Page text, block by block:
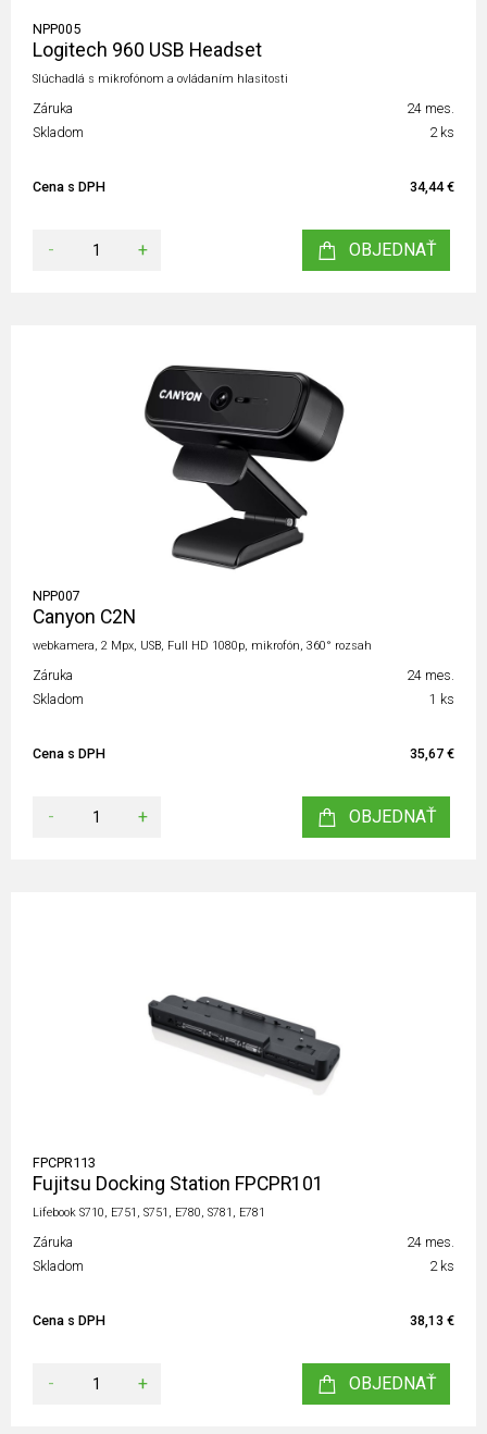
NPP005
Logitech 960 USB Headset
Slúchadlá s mikrofónom a ovládaním hlasitosti
Záruka
24 mes.
Skladom
2 ks
Cena s DPH 34,44 €
- + OBJEDNAŤ
NPP007
Canyon C2N
webkamera, 2 Mpx, USB, Full HD 1080p, mikrofón, 360° rozsah
Záruka
24 mes.
Skladom
1 ks
Cena s DPH 35,67 €
- + OBJEDNAŤ
FPCPR113
Fujitsu Docking Station FPCPR101
Lifebook S710, E751, S751, E780, S781, E781
Záruka
24 mes.
Skladom
2 ks
Cena s DPH 38,13 €
- + OBJEDNAŤ